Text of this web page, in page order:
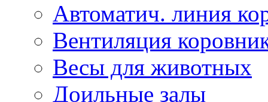
Автоматич. линия
Вентиляция
Весы для животных
Доильные залы